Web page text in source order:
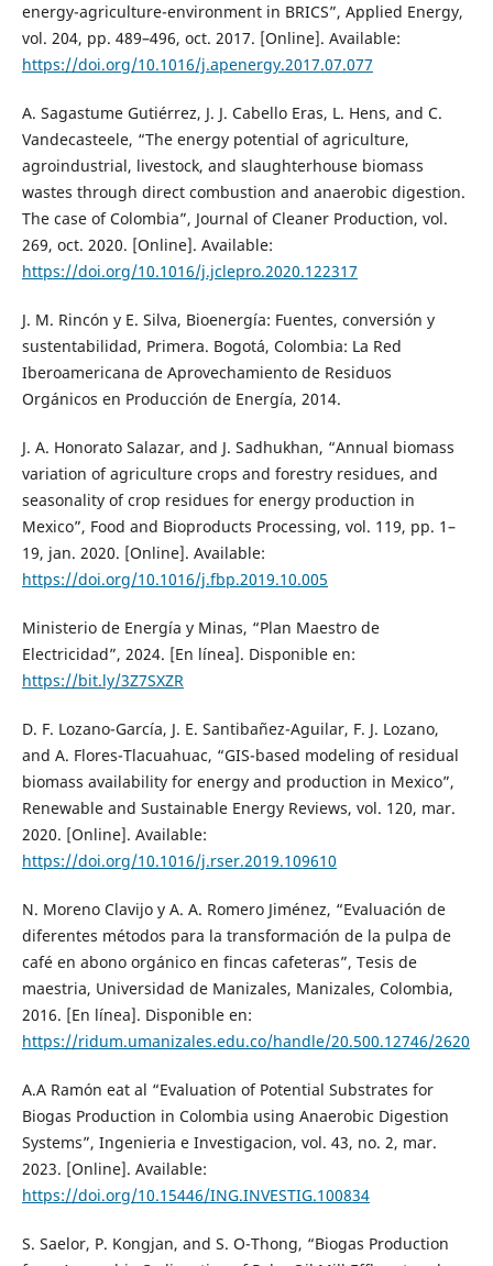
energy-agriculture-environment in BRICS”, Applied Energy,
vol. 204, pp. 489–496, oct. 2017. [Online]. Available:
https://doi.org/10.1016/j.apenergy.2017.07.077
A. Sagastume Gutiérrez, J. J. Cabello Eras, L. Hens, and C.
Vandecasteele, “The energy potential of agriculture,
agroindustrial, livestock, and slaughterhouse biomass
wastes through direct combustion and anaerobic digestion.
The case of Colombia”, Journal of Cleaner Production, vol.
269, oct. 2020. [Online]. Available:
https://doi.org/10.1016/j.jclepro.2020.122317
J. M. Rincón y E. Silva, Bioenergía: Fuentes, conversión y
sustentabilidad, Primera. Bogotá, Colombia: La Red
Iberoamericana de Aprovechamiento de Residuos
Orgánicos en Producción de Energía, 2014.
J. A. Honorato Salazar, and J. Sadhukhan, “Annual biomass
variation of agriculture crops and forestry residues, and
seasonality of crop residues for energy production in
Mexico”, Food and Bioproducts Processing, vol. 119, pp. 1–
19, jan. 2020. [Online]. Available:
https://doi.org/10.1016/j.fbp.2019.10.005
Ministerio de Energía y Minas, “Plan Maestro de
Electricidad”, 2024. [En línea]. Disponible en:
https://bit.ly/3Z7SXZR
D. F. Lozano-García, J. E. Santibañez-Aguilar, F. J. Lozano,
and A. Flores-Tlacuahuac, “GIS-based modeling of residual
biomass availability for energy and production in Mexico”,
Renewable and Sustainable Energy Reviews, vol. 120, mar.
2020. [Online]. Available:
https://doi.org/10.1016/j.rser.2019.109610
N. Moreno Clavijo y A. A. Romero Jiménez, “Evaluación de
diferentes métodos para la transformación de la pulpa de
café en abono orgánico en fincas cafeteras”, Tesis de
maestria, Universidad de Manizales, Manizales, Colombia,
2016. [En línea]. Disponible en:
https://ridum.umanizales.edu.co/handle/20.500.12746/2620
A.A Ramón eat al “Evaluation of Potential Substrates for
Biogas Production in Colombia using Anaerobic Digestion
Systems”, Ingenieria e Investigacion, vol. 43, no. 2, mar.
2023. [Online]. Available:
https://doi.org/10.15446/ING.INVESTIG.100834
S. Saelor, P. Kongjan, and S. O-Thong, “Biogas Production